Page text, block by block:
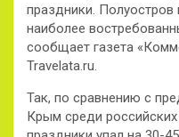
праздники. Полуостров
наиболее
сообщает газета
Travelata.ru.
Так, по сравнению с
Крым среди